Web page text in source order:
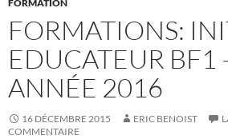
FORMATION
FORMATIONS:
EDUCATEUR BF1
ANNÉE 2016
16 DÉCEMBRE 2015 ERIC BENOIST
COMMENTAIRE